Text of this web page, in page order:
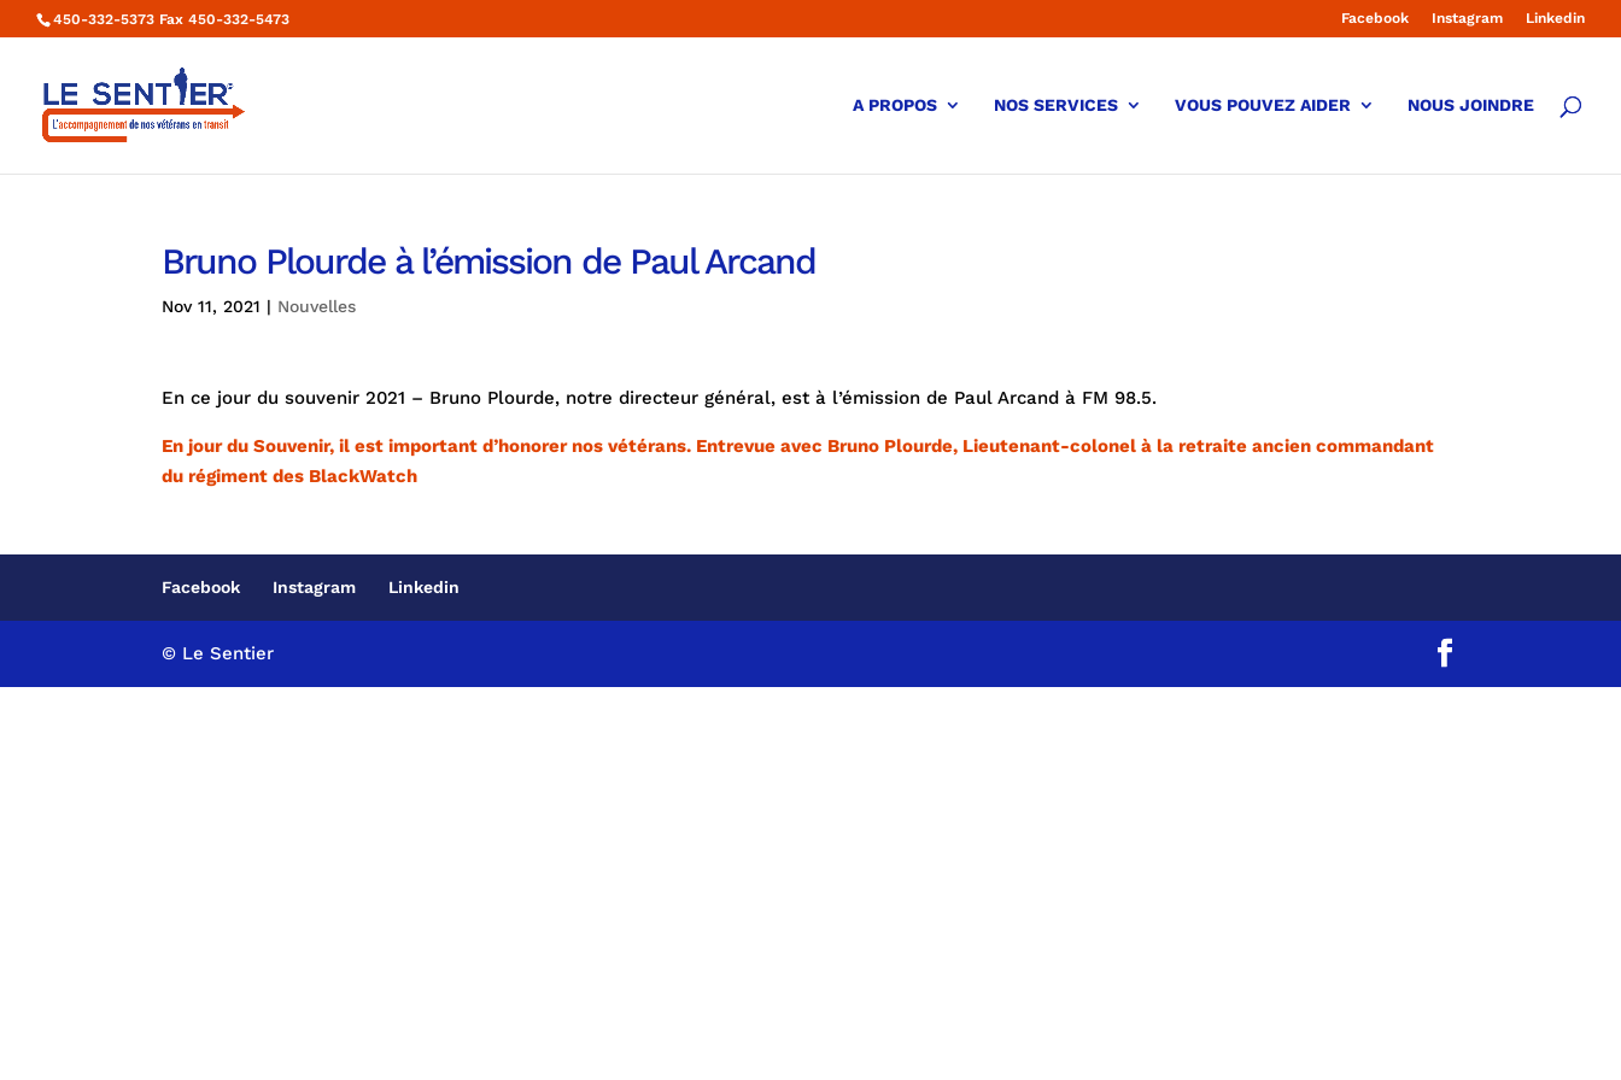
450-332-5373 Fax 450-332-5473 Facebook Instagram Linkedin
A PROPOS NOS SERVICES VOUS POUVEZ AIDER NOUS JOINDRE
Bruno Plourde à l’émission de Paul Arcand
Nov 11, 2021 | Nouvelles
En ce jour du souvenir 2021 – Bruno Plourde, notre directeur général, est à l’émission de Paul Arcand à FM 98.5.
En jour du Souvenir, il est important d’honorer nos vétérans. Entrevue avec Bruno Plourde, Lieutenant-colonel à la retraite ancien commandant
du régiment des BlackWatch
Facebook Instagram Linkedin
© Le Sentier